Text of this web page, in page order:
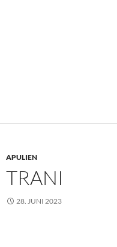
APULIEN
TRANI
28. JUNI 2023